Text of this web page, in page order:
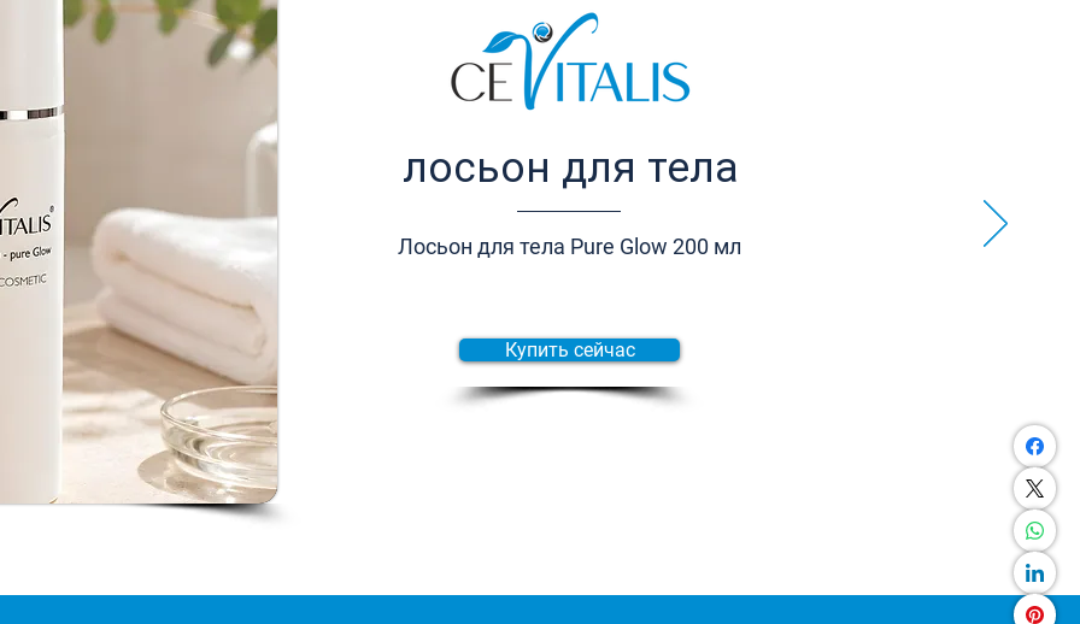
лосьон для тела
Лосьон для тела Pure Glow 200 мл
Купить сейчас